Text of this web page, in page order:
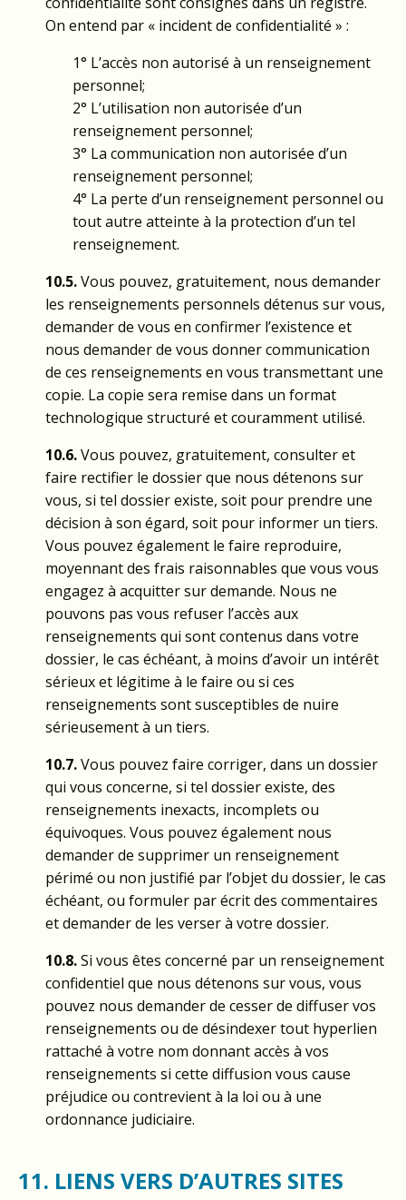
On entend par « incident de confidentialité » :
1° L’accès non autorisé à un renseignement
personnel;
2° L’utilisation non autorisée d’un
renseignement personnel;
3° La communication non autorisée d’un
renseignement personnel;
4° La perte d’un renseignement personnel ou
tout autre atteinte à la protection d’un tel
renseignement.
10.5.Vous pouvez, gratuitement, nous demander
les renseignements personnels détenus sur vous,
demander de vous en confirmer l’existence et
nous demander de vous donner communication
de ces renseignements en vous transmettant une
copie. La copie sera remise dans un format
technologique structuré et couramment utilisé.
10.6.Vous pouvez, gratuitement, consulter et
faire rectifier le dossier que nous détenons sur
vous, si tel dossier existe, soit pour prendre une
décision à son égard, soit pour informer un tiers.
Vous pouvez également le faire reproduire,
moyennant des frais raisonnables que vous vous
engagez à acquitter sur demande. Nous ne
pouvons pas vous refuser l’accès aux
renseignements qui sont contenus dans votre
dossier, le cas échéant, à moins d’avoir un intérêt
sérieux et légitime à le faire ou si ces
renseignements sont susceptibles de nuire
sérieusement à un tiers.
10.7.Vous pouvez faire corriger, dans un dossier
qui vous concerne, si tel dossier existe, des
renseignements inexacts, incomplets ou
équivoques. Vous pouvez également nous
demander de supprimer un renseignement
périmé ou non justifié par l’objet du dossier, le cas
échéant, ou formuler par écrit des commentaires
et demander de les verser à votre dossier.
10.8.Si vous êtes concerné par un renseignement
confidentiel que nous détenons sur vous, vous
pouvez nous demander de cesser de diffuser vos
renseignements ou de désindexer tout hyperlien
rattaché à votre nom donnant accès à vos
renseignements si cette diffusion vous cause
préjudice ou contrevient à la loi ou à une
ordonnance judiciaire.
11. LIENS VERS D’AUTRES SITES